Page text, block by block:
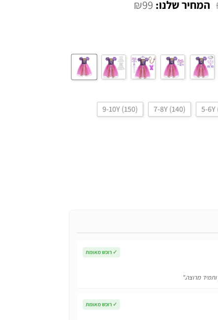
₪99
5-6Y
7-8Y (140)
9-10Y (150)
✓ רוכש מאומת
ותמיד מרוצה."
✓ רוכש מאומת